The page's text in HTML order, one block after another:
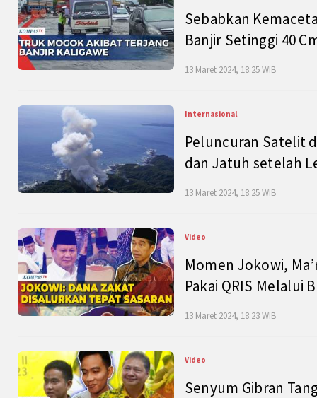
Sebabkan
Banjir Setinggi 40
13 Maret 2024, 18:25 WIB
Internasional
Peluncuran Satelit
dan Jatuh setelah
13 Maret 2024, 18:25 WIB
Video
Momen Jokowi,
Pakai QRIS Melalui
13 Maret 2024, 18:23 WIB
Video
Senyum Gibran